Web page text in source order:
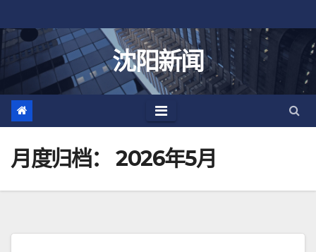
至
沈阳新闻
月度归档： 2026年5月